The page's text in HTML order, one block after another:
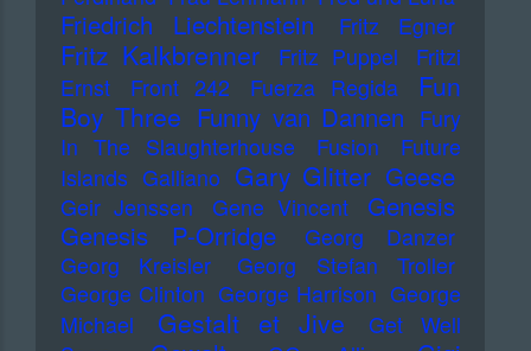
Friedrich Liechtenstein Fritz Egner
Fritz Kalkbrenner Fritz Puppel
Fritzi
Ernst
Front 242 Fuerza Regida
Fun
Boy Three Funny van Dannen Fury
In The Slaughterhouse
Fusion
Future
Islands Galliano Gary Glitter Geese
Geir Jenssen Gene Vincent
Genesis
Genesis P-Orridge
Georg Danzer
Georg Kreisler
Georg Stefan Troller
George Clinton George Harrison George
Michael
Gestalt et Jive
Get Well